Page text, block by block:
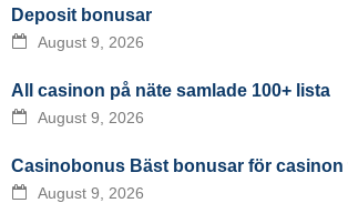
Deposit bonusar
August 9, 2026
All casinon på näte samlade 100+ lista
August 9, 2026
Casinobonus Bäst bonusar för casinon
August 9, 2026